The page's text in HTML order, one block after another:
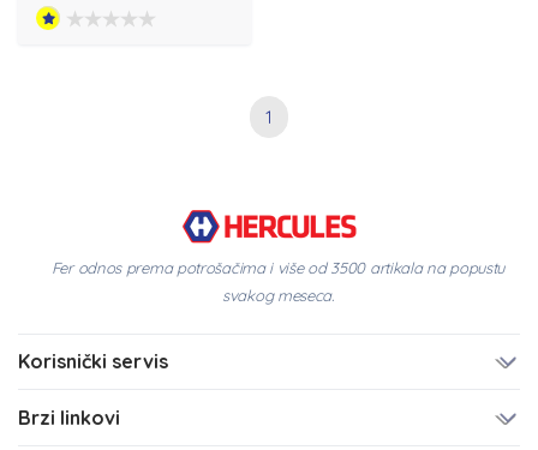
1
Fer odnos prema potrošačima i više od 3500 artikala na popustu
svakog meseca.
Korisnički servis
Brzi linkovi